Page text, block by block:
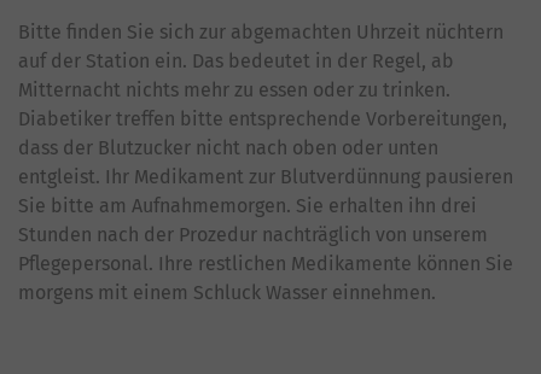
Bitte finden Sie sich zur abgemachten Uhrzeit nüchtern
auf der Station ein. Das bedeutet in der Regel, ab
Mitternacht nichts mehr zu essen oder zu trinken.
Diabetiker treffen bitte entsprechende Vorbereitungen,
dass der Blutzucker nicht nach oben oder unten
entgleist. Ihr Medikament zur Blutverdünnung pausieren
Sie bitte am Aufnahmemorgen. Sie erhalten ihn drei
Stunden nach der Prozedur nachträglich von unserem
Pflegepersonal. Ihre restlichen Medikamente können Sie
morgens mit einem Schluck Wasser einnehmen.